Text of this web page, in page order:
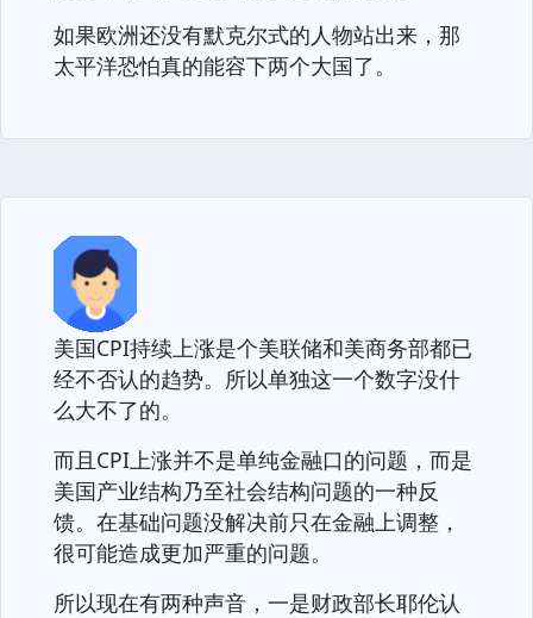
如果欧洲还没有默克尔式的人物站出来，那
太平洋恐怕真的能容下两个大国了。
美国CPI持续上涨是个美联储和美商务部都已
经不否认的趋势。所以单独这一个数字没什
么大不了的。
而且CPI上涨并不是单纯金融口的问题，而是
美国产业结构乃至社会结构问题的一种反
馈。在基础问题没解决前只在金融上调整，
很可能造成更加严重的问题。
所以现在有两种声音，一是财政部长耶伦认